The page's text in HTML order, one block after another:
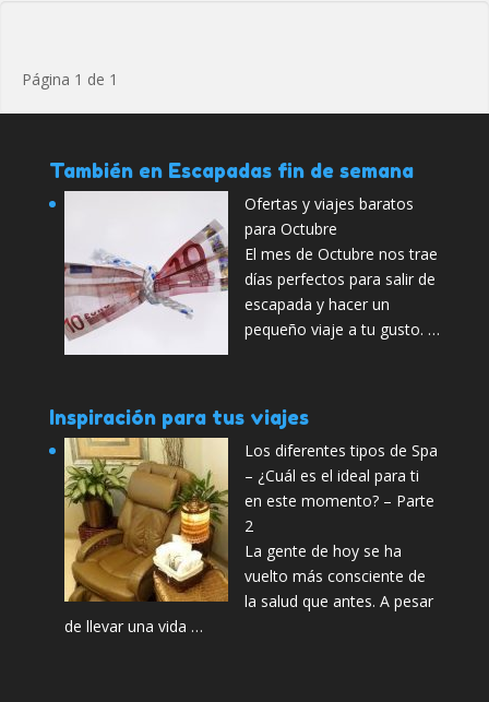
Página 1 de 1
También en Escapadas fin de semana
Ofertas y viajes baratos
para Octubre
El mes de Octubre nos trae
días perfectos para salir de
escapada y hacer un
pequeño viaje a tu gusto. …
Inspiración para tus viajes
Los diferentes tipos de Spa
– ¿Cuál es el ideal para ti
en este momento? – Parte
2
La gente de hoy se ha
vuelto más consciente de
la salud que antes. A pesar
de llevar una vida …